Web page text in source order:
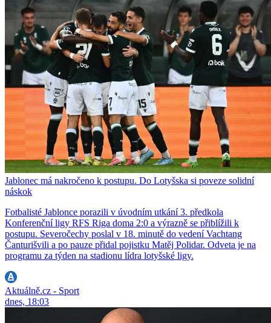
Jablonec má nakročeno k postupu. Do Lotyšska si poveze solidní
náskok
Fotbalisté Jablonce porazili v úvodním utkání 3. předkola
Konferenční ligy RFS Riga doma 2:0 a výrazně se přiblížili k
postupu. Severočechy poslal v 18. minutě do vedení Vachtang
Čanturišvili a po pauze přidal pojistku Matěj Polidar. Odveta je na
programu za týden na stadionu lídra lotyšské ligy.
Aktuálně.cz - Sport
dnes, 18:03